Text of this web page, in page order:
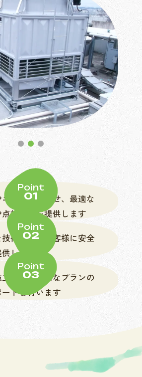
Point
01
ーズに合わせ、最適な
検歩廊を提供します
Point
02
術力で、お客様に安全
します
Point
03
まで、最適なプランの
トを行います